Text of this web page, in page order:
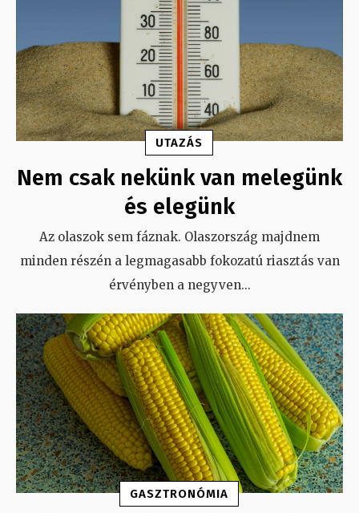
UTAZÁS
Nem csak nekünk van melegünk
és elegünk
Az olaszok sem fáznak. Olaszország majdnem
minden részén a legmagasabb fokozatú riasztás van
érvényben a negyven...
GASZTRONÓMIA